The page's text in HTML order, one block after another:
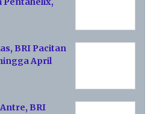
BRI Pacitan
April
BRI